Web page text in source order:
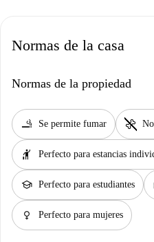
Normas de la casa
Normas de la propiedad
smoking_rooms Se permite fumar pet_supplies
hail Perfecto para estancias
school Perfecto para estudiantes
female Perfecto para mujeres